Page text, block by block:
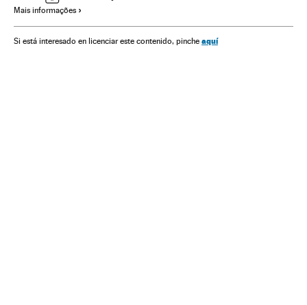
Mais informações
Si está interesado en licenciar este contenido, pinche aquí